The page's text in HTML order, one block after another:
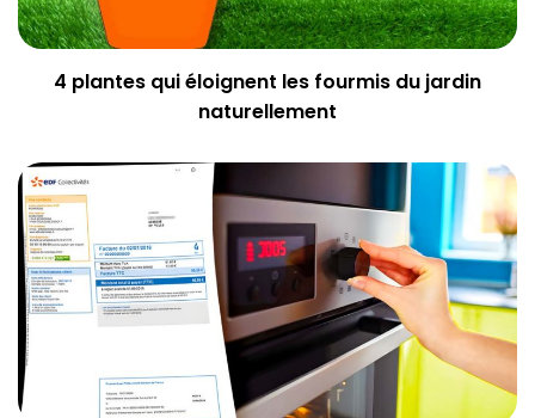
4 plantes qui éloignent les fourmis du jardin
naturellement